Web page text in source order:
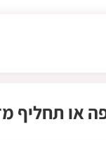
או תחליף